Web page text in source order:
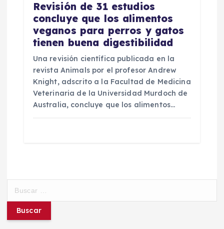
Revisión de 31 estudios
concluye que los alimentos
veganos para perros y gatos
tienen buena digestibilidad
Una revisión científica publicada en la
revista Animals por el profesor Andrew
Knight, adscrito a la Facultad de Medicina
Veterinaria de la Universidad Murdoch de
Australia, concluye que los alimentos…
c